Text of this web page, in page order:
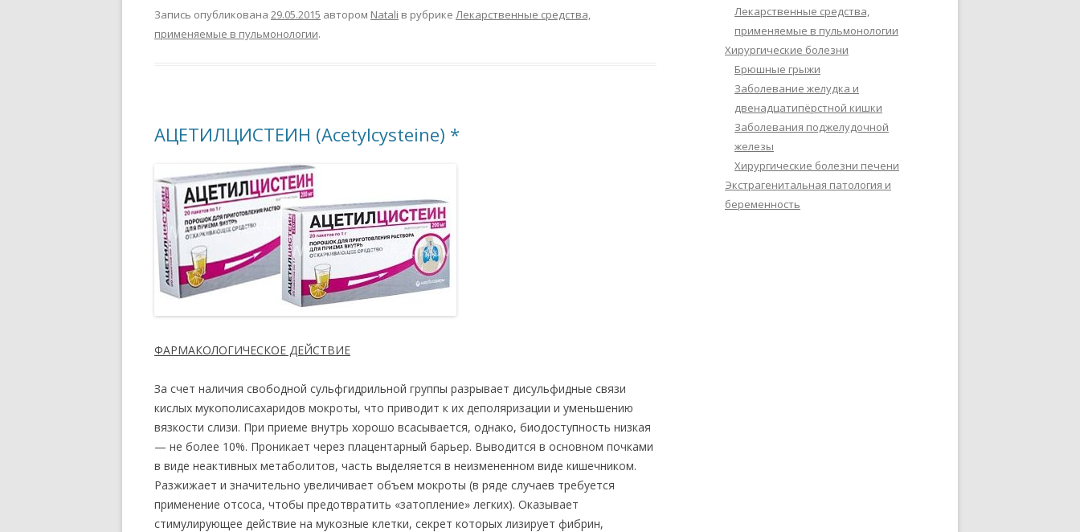
Запись опубликована 29.05.2015 автором Natali в рубрике Лекарственные средства,
применяемые в пульмонологии.
АЦЕТИЛЦИСТЕИН (Acetylcysteine) *
ФАРМАКОЛОГИЧЕСКОЕ ДЕЙСТВИЕ
За счет наличия свободной сульфгидрильной группы разрывает дисульфидные связи
кислых мукополисахаридов мокроты, что приводит к их деполяризации и уменьшению
вязкости слизи. При приеме внутрь хорошо всасывается, однако, биодоступность низкая
— не более 10%. Проникает через плацентарный барьер. Выводится в основном почками
в виде неактивных метаболитов, часть выделяется в неизмененном виде кишечником.
Разжижает и значительно увеличивает объем мокроты (в ряде случаев требуется
применение отсоса, чтобы предотвратить «затопление» легких). Оказывает
стимулирующее действие на мукозные клетки, секрет которых лизирует фибрин,
Лекарственные средства,
применяемые в пульмонологии
Хирургические болезни
Брюшные грыжи
Заболевание желудка и
двенадцатипёрстной кишки
Заболевания поджелудочной
железы
Хирургические болезни печени
Экстрагенитальная патология и
беременность